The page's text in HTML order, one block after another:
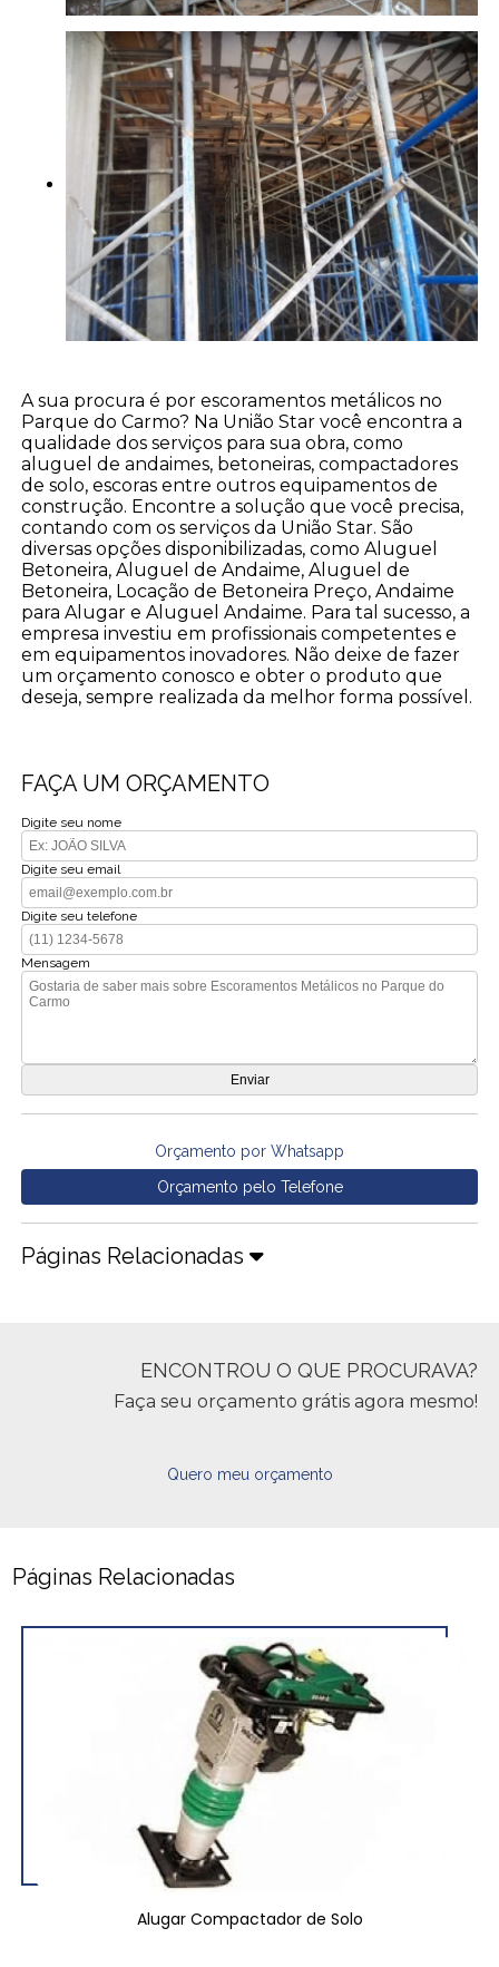
A sua procura é por escoramentos metálicos no
Parque do Carmo? Na União Star você encontra a
qualidade dos serviços para sua obra, como
aluguel de andaimes, betoneiras, compactadores
de solo, escoras entre outros equipamentos de
construção. Encontre a solução que você precisa,
contando com os serviços da União Star. São
diversas opções disponibilizadas, como Aluguel
Betoneira, Aluguel de Andaime, Aluguel de
Betoneira, Locação de Betoneira Preço, Andaime
para Alugar e Aluguel Andaime. Para tal sucesso, a
empresa investiu em profissionais competentes e
em equipamentos inovadores. Não deixe de fazer
um orçamento conosco e obter o produto que
deseja, sempre realizada da melhor forma possível.
FAÇA UM ORÇAMENTO
Digite seu nome
Digite seu email
Digite seu telefone
Mensagem
Orçamento por Whatsapp
Orçamento pelo Telefone
Páginas Relacionadas
ENCONTROU O QUE PROCURAVA?
Faça seu orçamento grátis agora mesmo!
Quero meu orçamento
Páginas Relacionadas
Alugar Compactador de Solo